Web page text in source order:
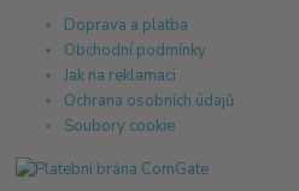
Doprava a platba
Obchodní podmínky
Jak na reklamaci
Ochrana osobních údajů
Soubory cookie